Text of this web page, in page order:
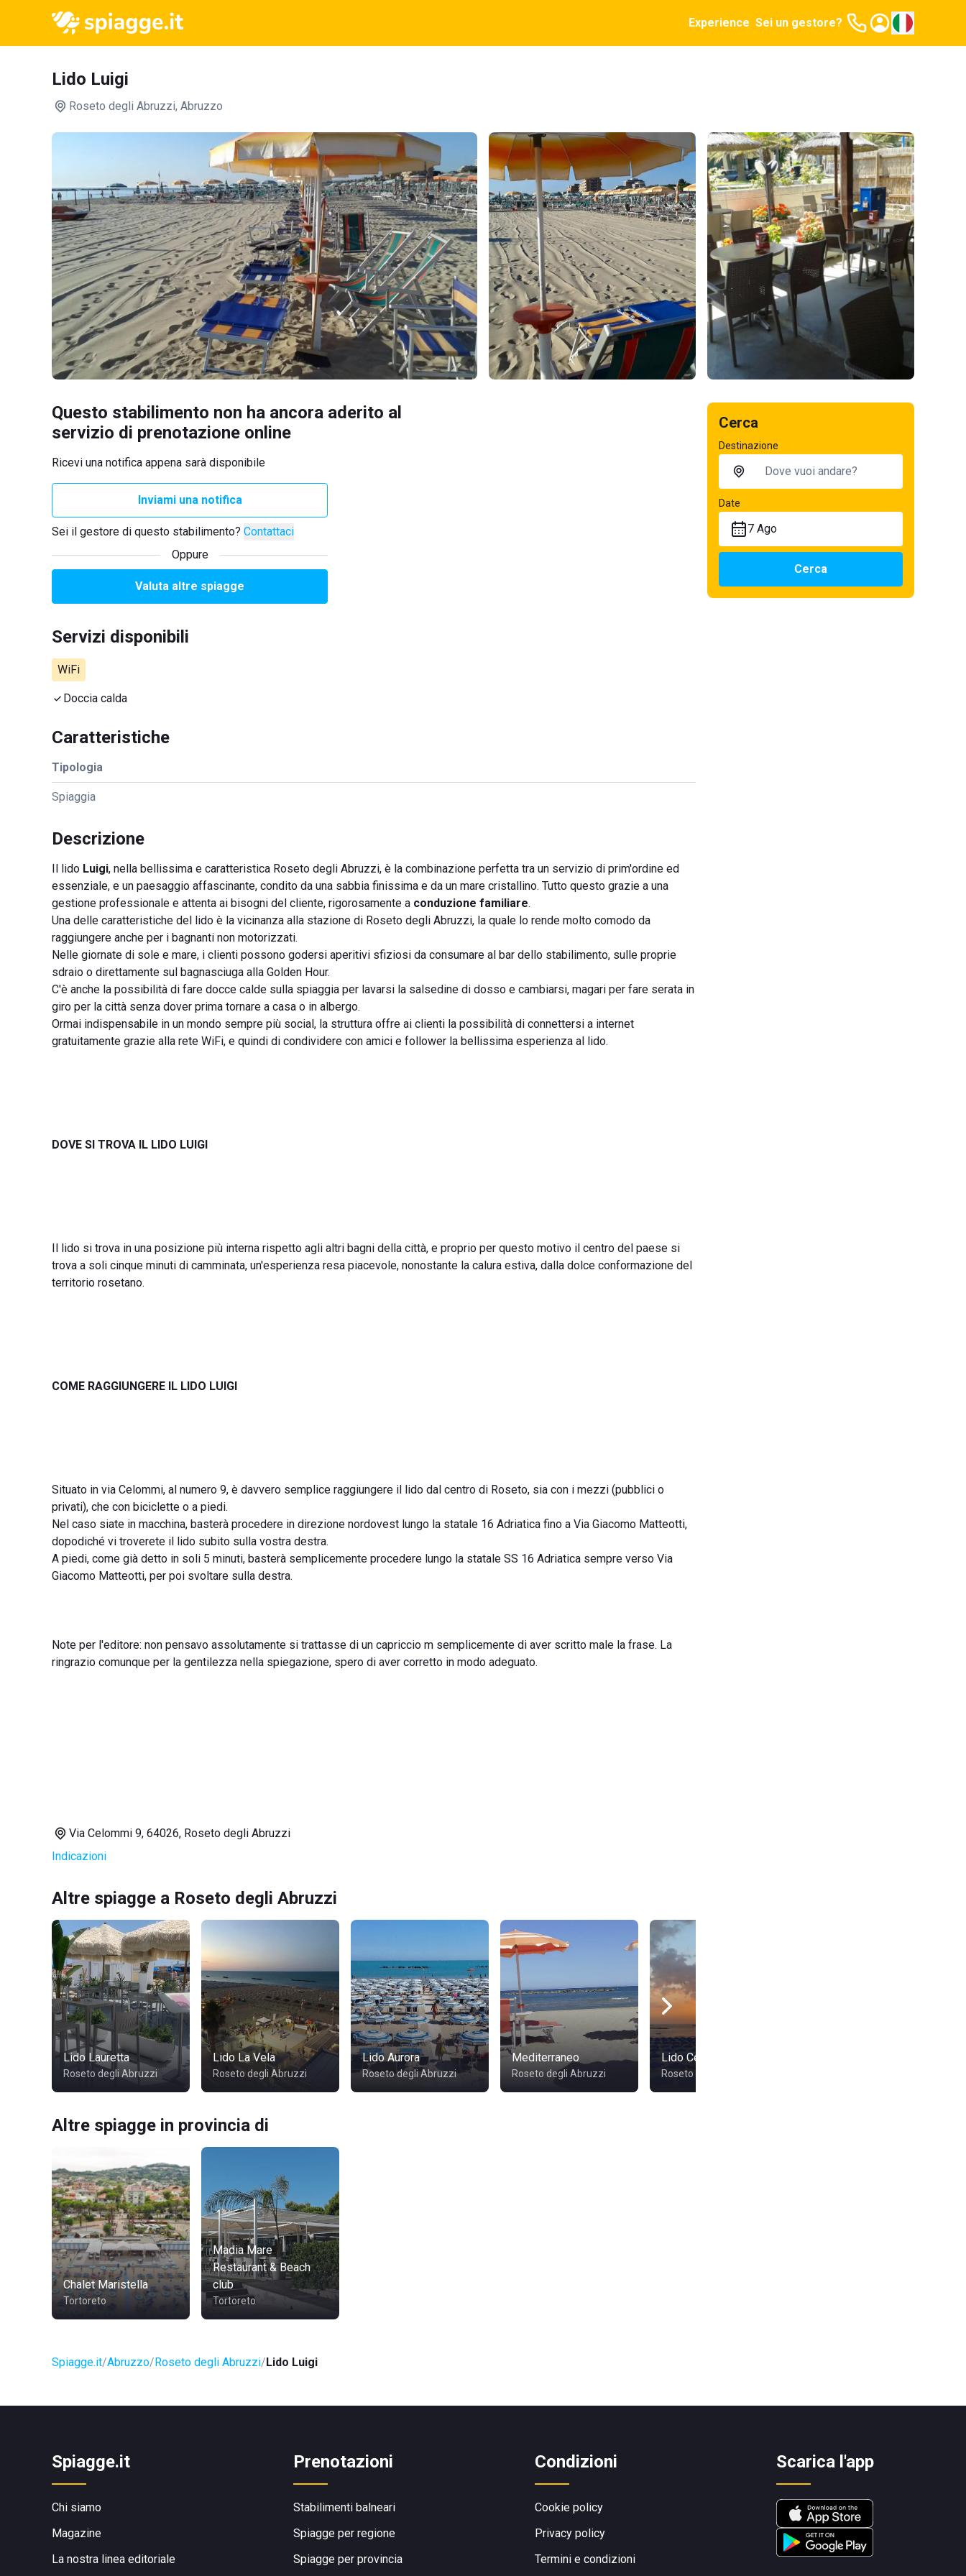
Experience Sei un gestore?
Lido Luigi
Roseto degli Abruzzi, Abruzzo
Questo stabilimento non ha ancora aderito al
servizio di prenotazione online
Ricevi una notifica appena sarà disponibile
Inviami una notifica
Sei il gestore di questo stabilimento? Contattaci
Oppure
Valuta altre spiagge
Servizi disponibili
WiFi
Doccia calda
Caratteristiche
Tipologia
Spiaggia
Descrizione
Il lido Luigi, nella bellissima e caratteristica Roseto degli Abruzzi, è la combinazione perfetta tra un servizio di prim'ordine ed
essenziale, e un paesaggio affascinante, condito da una sabbia finissima e da un mare cristallino. Tutto questo grazie a una
gestione professionale e attenta ai bisogni del cliente, rigorosamente a conduzione familiare.
Una delle caratteristiche del lido è la vicinanza alla stazione di Roseto degli Abruzzi, la quale lo rende molto comodo da
raggiungere anche per i bagnanti non motorizzati.
Nelle giornate di sole e mare, i clienti possono godersi aperitivi sfiziosi da consumare al bar dello stabilimento, sulle proprie
sdraio o direttamente sul bagnasciuga alla Golden Hour.
C'è anche la possibilità di fare docce calde sulla spiaggia per lavarsi la salsedine di dosso e cambiarsi, magari per fare serata in
giro per la città senza dover prima tornare a casa o in albergo.
Ormai indispensabile in un mondo sempre più social, la struttura offre ai clienti la possibilità di connettersi a internet
gratuitamente grazie alla rete WiFi, e quindi di condividere con amici e follower la bellissima esperienza al lido.
DOVE SI TROVA IL LIDO LUIGI
Il lido si trova in una posizione più interna rispetto agli altri bagni della città, e proprio per questo motivo il centro del paese si
trova a soli cinque minuti di camminata, un'esperienza resa piacevole, nonostante la calura estiva, dalla dolce conformazione del
territorio rosetano.
COME RAGGIUNGERE IL LIDO LUIGI
Situato in via Celommi, al numero 9, è davvero semplice raggiungere il lido dal centro di Roseto, sia con i mezzi (pubblici o
privati), che con biciclette o a piedi.
Nel caso siate in macchina, basterà procedere in direzione nordovest lungo la statale 16 Adriatica fino a Via Giacomo Matteotti,
dopodiché vi troverete il lido subito sulla vostra destra.
A piedi, come già detto in soli 5 minuti, basterà semplicemente procedere lungo la statale SS 16 Adriatica sempre verso Via
Giacomo Matteotti, per poi svoltare sulla destra.
Note per l'editore: non pensavo assolutamente si trattasse di un capriccio m semplicemente di aver scritto male la frase. La
ringrazio comunque per la gentilezza nella spiegazione, spero di aver corretto in modo adeguato.
Via Celommi 9, 64026, Roseto degli Abruzzi
Indicazioni
Altre spiagge a Roseto degli Abruzzi
Lido Lauretta
Roseto degli Abruzzi
Lido La Vela
Roseto degli Abruzzi
Lido Aurora
Roseto degli Abruzzi
Mediterraneo
Roseto degli Abruzzi
Lido Celommi 1907
Roseto degli Abruzzi
Altre spiagge in provincia di
Chalet Maristella
Tortoreto
Madia Mare
Restaurant & Beach
club
Tortoreto
Spiagge.it Abruzzo Roseto degli Abruzzi Lido Luigi
Cerca
Destinazione
Date
7 Ago
Cerca
Spiagge.it
Chi siamo
Magazine
La nostra linea editoriale
Prenotazioni
Stabilimenti balneari
Spiagge per regione
Spiagge per provincia
Condizioni
Cookie policy
Privacy policy
Termini e condizioni
Scarica l'app